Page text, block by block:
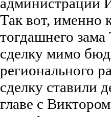
Так вот, именно
тогдашнего
сделку мимо
регионального
сделку ставили
главе с